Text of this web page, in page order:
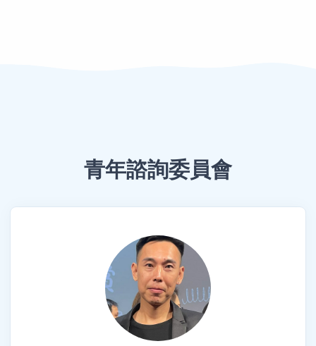
青年諮詢委員會